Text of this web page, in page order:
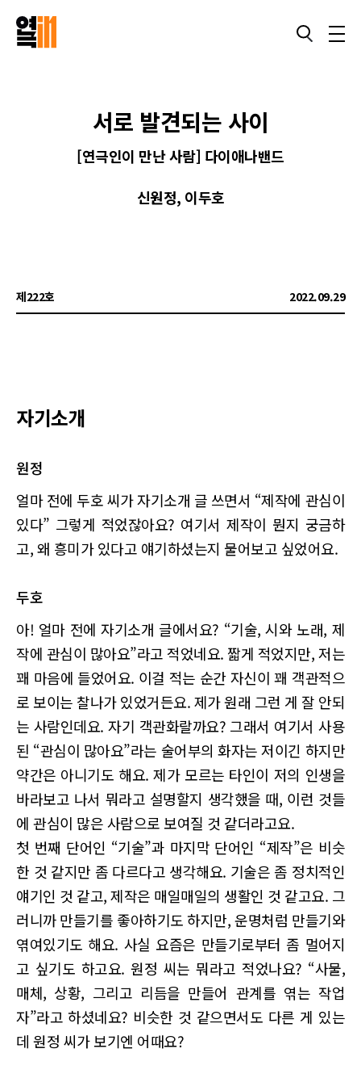
서로 발견되는 사이
[연극인이 만난 사람] 다이애나밴드
신원정, 이두호
제222호 2022.09.29
자기소개
원정
얼마 전에 두호 씨가 자기소개 글 쓰면서 “제작에 관심이
있다” 그렇게 적었잖아요? 여기서 제작이 뭔지 궁금하
고, 왜 흥미가 있다고 얘기하셨는지 물어보고 싶었어요.
두호
아! 얼마 전에 자기소개 글에서요? “기술, 시와 노래, 제
작에 관심이 많아요”라고 적었네요. 짧게 적었지만, 저는
꽤 마음에 들었어요. 이걸 적는 순간 자신이 꽤 객관적으
로 보이는 찰나가 있었거든요. 제가 원래 그런 게 잘 안되
는 사람인데요. 자기 객관화랄까요? 그래서 여기서 사용
된 “관심이 많아요”라는 술어부의 화자는 저이긴 하지만
약간은 아니기도 해요. 제가 모르는 타인이 저의 인생을
바라보고 나서 뭐라고 설명할지 생각했을 때, 이런 것들
에 관심이 많은 사람으로 보여질 것 같더라고요.
첫 번째 단어인 “기술”과 마지막 단어인 “제작”은 비슷
한 것 같지만 좀 다르다고 생각해요. 기술은 좀 정치적인
얘기인 것 같고, 제작은 매일매일의 생활인 것 같고요. 그
러니까 만들기를 좋아하기도 하지만, 운명처럼 만들기와
엮여있기도 해요. 사실 요즘은 만들기로부터 좀 멀어지
고 싶기도 하고요. 원정 씨는 뭐라고 적었나요? “사물,
매체, 상황, 그리고 리듬을 만들어 관계를 엮는 작업
자”라고 하셨네요? 비슷한 것 같으면서도 다른 게 있는
데 원정 씨가 보기엔 어때요?